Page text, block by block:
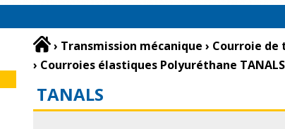
› Transmission mécanique › Courroie de
› Courroies élastiques Polyuréthane TANALS
TANALS